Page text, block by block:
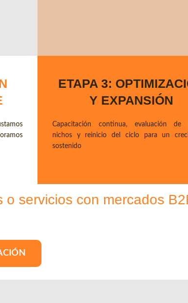
ETAPA 3:
Y EXPANSIÓN
Capacitación continua, evaluación de
nichos y reinicio del ciclo para un
sostenido
servicios con mercados